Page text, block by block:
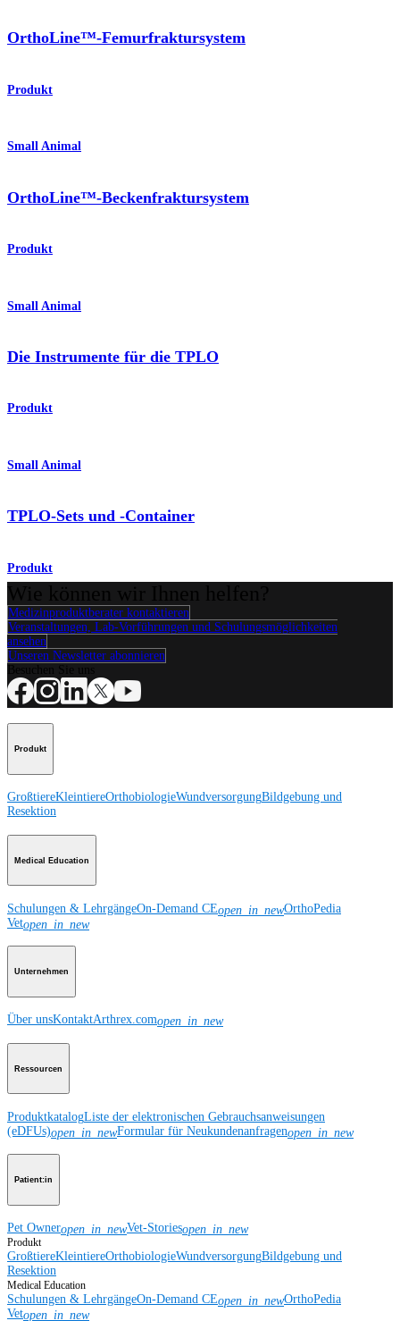
OrthoLine™-Femurfraktursystem
Produkt
Small Animal
OrthoLine™-Beckenfraktursystem
Produkt
Small Animal
Die Instrumente für die TPLO
Produkt
Small Animal
TPLO-Sets und -Container
Produkt
Medizinproduktberater kontaktieren
Veranstaltungen, Lab-Vorführungen und Schulungsmöglichkeiten
ansehen
Unseren Newsletter abonnieren
Produkt
GroßtiereKleintiereOrthobiologieWundversorgungBildgebung und
Resektion
Medical Education
Schulungen & LehrgängeOn-Demand CEopen_in_newOrthoPedia
Vetopen_in_new
Unternehmen
Über unsKontaktArthrex.comopen_in_new
Ressourcen
ProduktkatalogListe der elektronischen Gebrauchsanweisungen
(eDFUs)open_in_newFormular für Neukundenanfragenopen_in_new
Patient:in
Pet Owneropen_in_newVet-Storiesopen_in_new
Produkt
GroßtiereKleintiereOrthobiologieWundversorgungBildgebung und
Resektion
Medical Education
Schulungen & LehrgängeOn-Demand CEopen_in_newOrthoPedia
Vetopen_in_new